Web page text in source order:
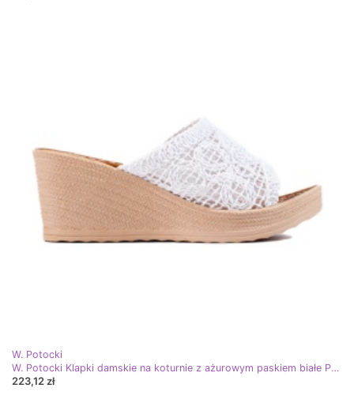
W. Potocki
W. Potocki Klapki damskie na koturnie z ażurowym paskiem białe Potocki
223,12 zł